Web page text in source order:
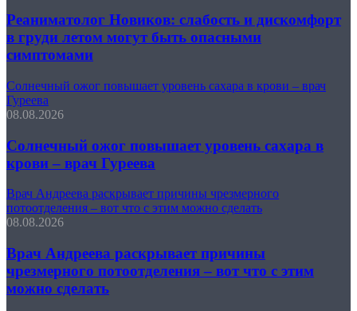
Реаниматолог Новиков: слабость и дискомфорт
в груди летом могут быть опасными
симптомами
Солнечный ожог повышает уровень сахара в крови – врач
Гуреева
08.08.2026
Солнечный ожог повышает уровень сахара в
крови – врач Гуреева
Врач Андреева раскрывает причины чрезмерного
потоотделения – вот что с этим можно сделать
08.08.2026
Врач Андреева раскрывает причины
чрезмерного потоотделения – вот что с этим
можно сделать